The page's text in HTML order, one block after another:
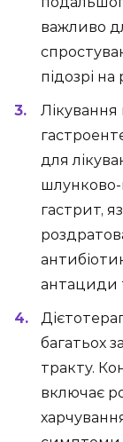
важливо
підозрі
для
шлунково-
гастрит,
антациди
багатьох
тракту.
включає